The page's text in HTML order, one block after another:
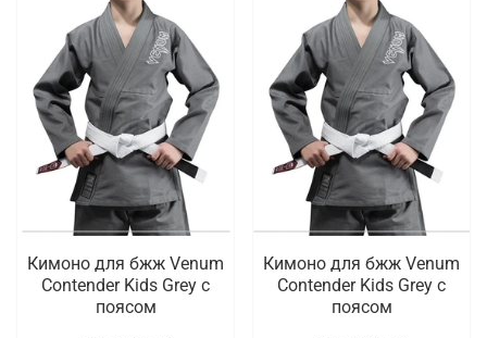
Кимоно для бжж Venum
Contender Kids Grey с
поясом
Кимоно для бжж Venum
Contender Kids Grey с
поясом